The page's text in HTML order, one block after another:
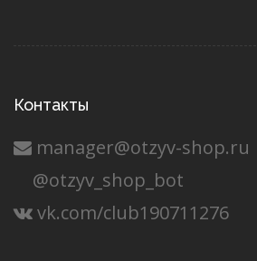
Контакты
manager@otzyv-shop.ru
@otzyv_shop_bot
vk.com/club190711276